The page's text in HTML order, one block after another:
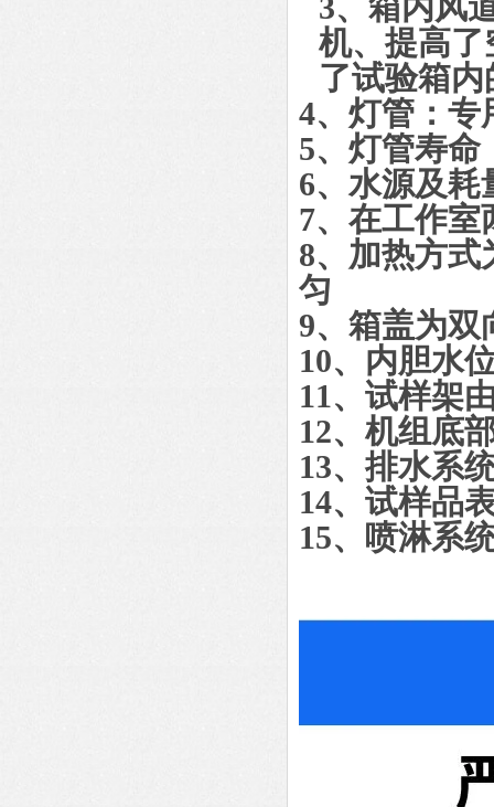
3、箱内风
机、提高
了试验箱
4、灯管：专
5、灯管寿命
6、水源及耗
7、在工作室
8、加热方式
匀
9、箱盖为双
10、内胆水
11、试样架
12、机组底
13、排水系
14、试样品
15、喷淋系